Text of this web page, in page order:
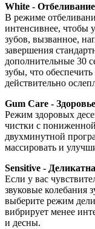
White - Отбеливание
В режиме
интенсивнее, чтобы
зубов, вызванное,
завершения
дополнительные 30
зубы, что
действительно
Gum Care -
Режим здоровых
чистки с
двухминутной
массировать и
Sensitive -
Если у вас
звуковые колебания
выберите режим
вибрирует менее
и десны.